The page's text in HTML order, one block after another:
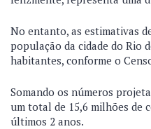
No entanto, as estimativas
população da cidade do Rio
habitantes, conforme o
Somando os números
um total de 15,6 milhões de
últimos 2 anos.